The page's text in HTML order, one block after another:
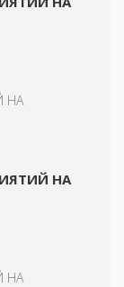
НА
НА
НА